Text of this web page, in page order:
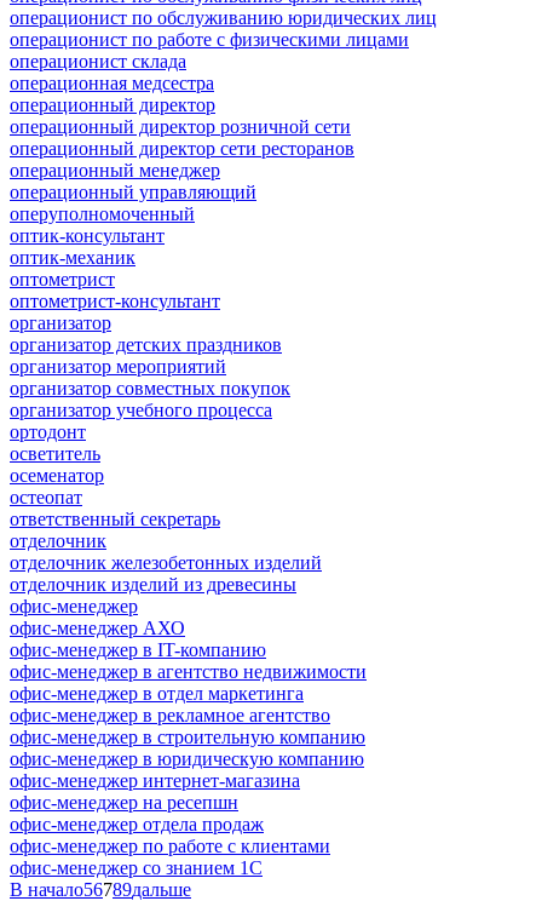
операционист по обслуживанию юридических лиц
операционист по работе с физическими лицами
операционист склада
операционная медсестра
операционный директор
операционный директор розничной сети
операционный директор сети ресторанов
операционный менеджер
операционный управляющий
оперуполномоченный
оптик-консультант
оптик-механик
оптометрист
оптометрист-консультант
организатор
организатор детских праздников
организатор мероприятий
организатор совместных покупок
организатор учебного процесса
ортодонт
осветитель
осеменатор
остеопат
ответственный секретарь
отделочник
отделочник железобетонных изделий
отделочник изделий из древесины
офис-менеджер
офис-менеджер АХО
офис-менеджер в IT-компанию
офис-менеджер в агентство недвижимости
офис-менеджер в отдел маркетинга
офис-менеджер в рекламное агентство
офис-менеджер в строительную компанию
офис-менеджер в юридическую компанию
офис-менеджер интернет-магазина
офис-менеджер на ресепшн
офис-менеджер отдела продаж
офис-менеджер по работе с клиентами
офис-менеджер со знанием 1С
В начало56789дальше